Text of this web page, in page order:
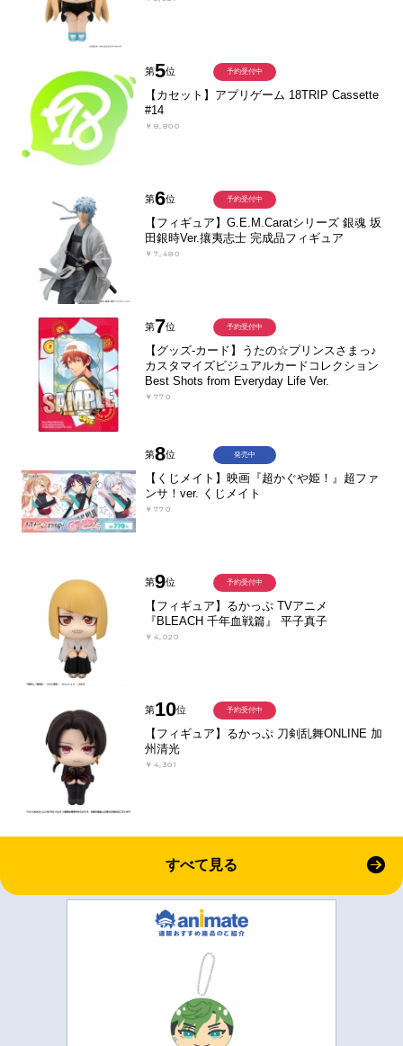
第5位
【カセット】アプリゲーム 18TRIP Cassette
#14
￥8,800
予約受付中
第6位
【フィギュア】G.E.M.Caratシリーズ 銀魂 坂
田銀時Ver.攘夷志士 完成品フィギュア
￥7,480
予約受付中
第7位
【グッズ-カード】うたの☆プリンスさまっ♪
カスタマイズビジュアルカードコレクション
Best Shots from Everyday Life Ver.
￥770
予約受付中
第8位
【くじメイト】映画『超かぐや姫！』超ファ
ンサ！ver. くじメイト
￥770
発売中
第9位
【フィギュア】るかっぷ TVアニメ
『BLEACH 千年血戦篇』 平子真子
￥4,020
予約受付中
第10位
【フィギュア】るかっぷ 刀剣乱舞ONLINE 加
州清光
￥4,301
予約受付中
すべて見る